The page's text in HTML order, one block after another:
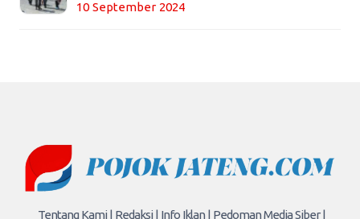
10 September 2024
Tentang Kami | Redaksi | Info Iklan | Pedoman Media Siber |